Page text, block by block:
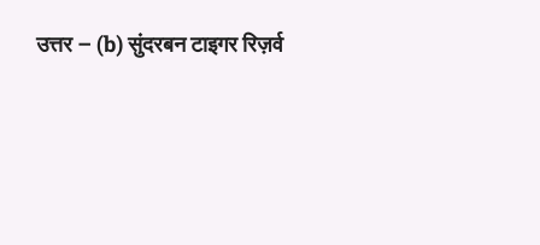
उत्तर – (b) सुंदरबन टाइगर रिज़र्व